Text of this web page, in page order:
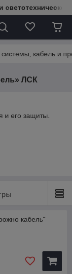
кабель и
ЛСК
и его защиты.
и
разрыв.
13.
кабель"